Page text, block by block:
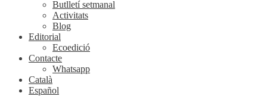
Butlletí setmanal
Activitats
Blog
Editorial
Ecoedició
Contacte
Whatsapp
Català
Español